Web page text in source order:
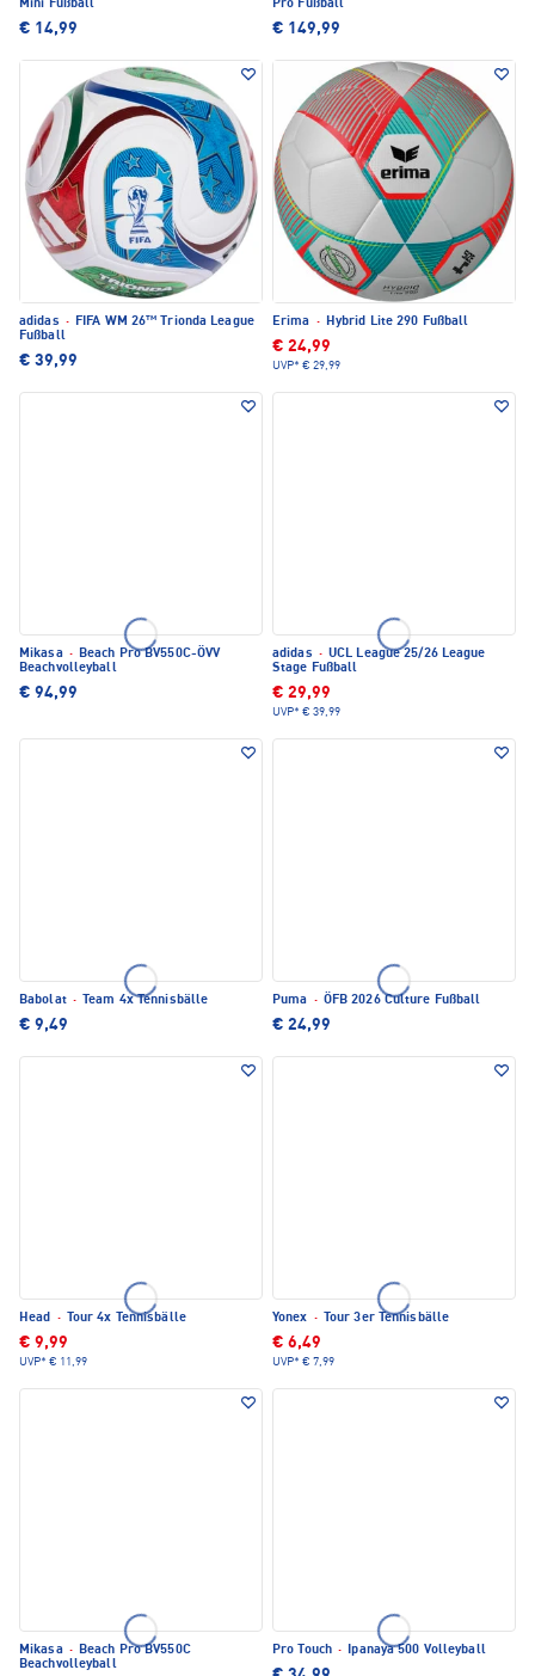
Mini Fußball
€ 14,99
Pro Fußball
€ 149,99
adidas · FIFA WM 26™ Trionda League
Fußball
€ 39,99
Erima · Hybrid Lite 290 Fußball
€ 24,99
UVP* € 29,99
Mikasa · Beach Pro BV550C-ÖVV
Beachvolleyball
€ 94,99
adidas · UCL League 25/26 League
Stage Fußball
€ 29,99
UVP* € 39,99
Babolat · Team 4x Tennisbälle
€ 9,49
Puma · ÖFB 2026 Culture Fußball
€ 24,99
Head · Tour 4x Tennisbälle
€ 9,99
UVP* € 11,99
Yonex · Tour 3er Tennisbälle
€ 6,49
UVP* € 7,99
Mikasa · Beach Pro BV550C
Beachvolleyball
Pro Touch · Ipanaya 500 Volleyball